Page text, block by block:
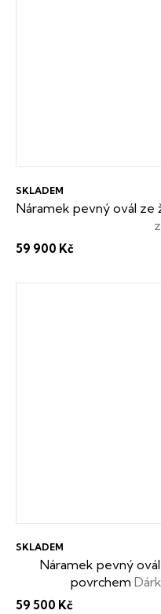
Náramek pevný ovál ze
SKLADEM
59 900 Kč
Náramek pevný
povrchem
SKLADEM
59 500 Kč